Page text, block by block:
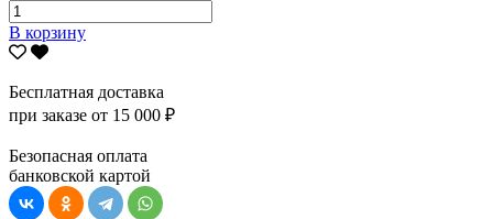
В корзину
Бесплатная доставка
при заказе от 15 000 ₽
Безопасная оплата
банковской картой